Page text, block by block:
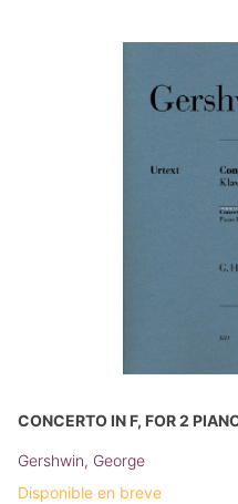
CONCERTO IN F, FOR 2
Gershwin, George
Disponible en breve